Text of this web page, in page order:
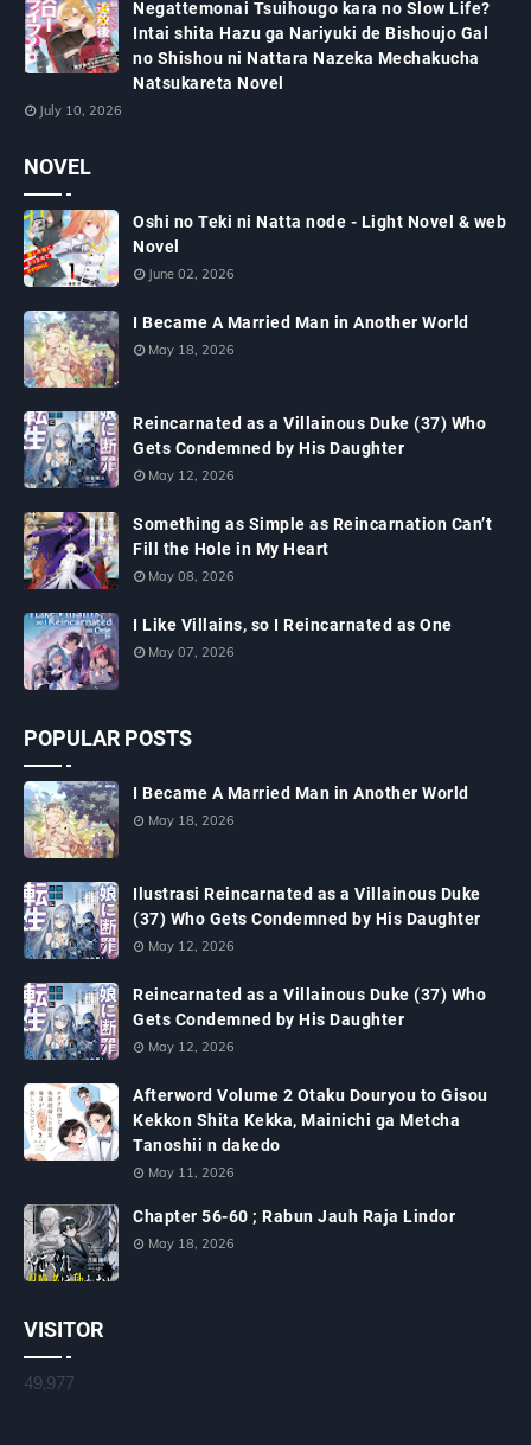
Negattemonai Tsuihougo kara no Slow Life?
Intai shita Hazu ga Nariyuki de Bishoujo Gal
no Shishou ni Nattara Nazeka Mechakucha
Natsukareta Novel
July 10, 2026
NOVEL
Oshi no Teki ni Natta node - Light Novel & web
Novel
June 02, 2026
I Became A Married Man in Another World
May 18, 2026
Reincarnated as a Villainous Duke (37) Who
Gets Condemned by His Daughter
May 12, 2026
Something as Simple as Reincarnation Can’t
Fill the Hole in My Heart
May 08, 2026
I Like Villains, so I Reincarnated as One
May 07, 2026
POPULAR POSTS
I Became A Married Man in Another World
May 18, 2026
Ilustrasi Reincarnated as a Villainous Duke
(37) Who Gets Condemned by His Daughter
May 12, 2026
Reincarnated as a Villainous Duke (37) Who
Gets Condemned by His Daughter
May 12, 2026
Afterword Volume 2 Otaku Douryou to Gisou
Kekkon Shita Kekka, Mainichi ga Metcha
Tanoshii n dakedo
May 11, 2026
Chapter 56-60 ; Rabun Jauh Raja Lindor
May 18, 2026
VISITOR
49,977